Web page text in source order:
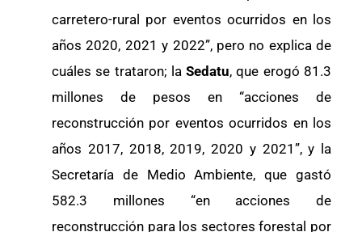
carretero-rural por eventos ocurridos en los
años 2020, 2021 y 2022”, pero no explica de
cuáles se trataron; laSedatu, que erogó 81.3
millones de pesos en “acciones de
reconstrucción por eventos ocurridos en los
años 2017, 2018, 2019, 2020 y 2021”, y la
Secretaría de Medio Ambiente, que gastó
582.3 millones “en acciones de
reconstrucción para los sectores forestal por